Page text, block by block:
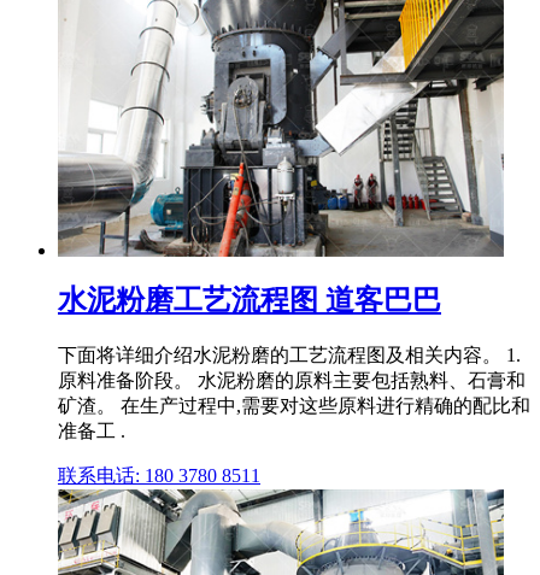
水泥粉磨工艺流程图 道客巴巴
下面将详细介绍水泥粉磨的工艺流程图及相关内容。 1.
原料准备阶段。 水泥粉磨的原料主要包括熟料、石膏和
矿渣。 在生产过程中,需要对这些原料进行精确的配比和
准备工 .
联系电话: 180 3780 8511